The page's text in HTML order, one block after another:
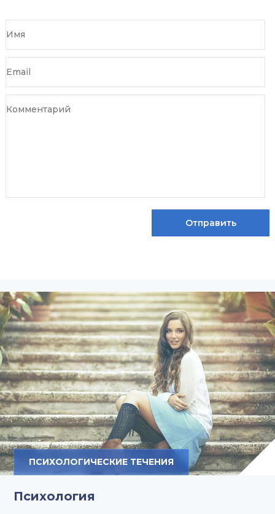
ПСИХОЛОГИЧЕСКИЕ ТЕЧЕНИЯ
Психология